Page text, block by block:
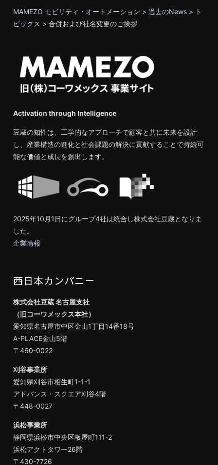
MAMEZO モビリティ・オートメーション > 過去のNews> ト
ピックス > 合併および社名変更のご挨拶
Activation through Intelligence
豆蔵の知性は、工学的なアプローチで顧客と共に未来を設計
し、産業構造の進化と社会課題の解決に貢献することで持続可
能な価値と成長を創出します。
2025年10月1日にグループ4社は統合し株式会社豆蔵となりま
した。
企業情報
西日本カンパニー
株式会社豆蔵 名古屋支社
（旧コーワメックス本社）
愛知県名古屋市中区金山1丁目14番18号
A-PLACE金山5階
〒460-0022
刈谷事業所
愛知県刈谷市相生町1-1-1
アドバンス・スクエア刈谷4階
〒448-0027
浜松事業所
静岡県浜松市中央区板屋町111-2
浜松アクトタワー26階
〒430-7726